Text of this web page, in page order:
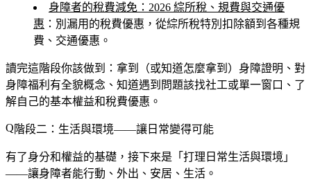
身障者的稅費減免：2026 綜所稅、規費與交通優
惠 ：別漏用的稅費優惠，從綜所稅特別扣除額到各種規
費、交通優惠。
讀完這階段你該做到 ：拿到（或知道怎麼拿到）身障證明、對
身障福利有全貌概念、知道遇到問題該找社工或單一窗口、了
解自己的基本權益和稅費優惠。
階段二：生活與環境——讓日常變得可能
有了身分和權益的基礎，接下來是「打理日常生活與環境」
——讓身障者能行動、外出、安居、生活。